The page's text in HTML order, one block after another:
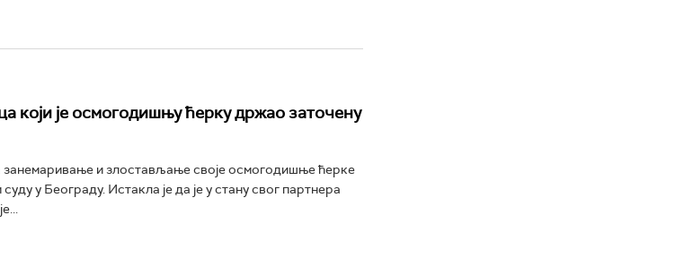
који је осмогодишњу ћерку држао заточену
занемаривање и злостављање своје осмогодишње ћерке
у Београду. Истакла је да је у стану свог партнера